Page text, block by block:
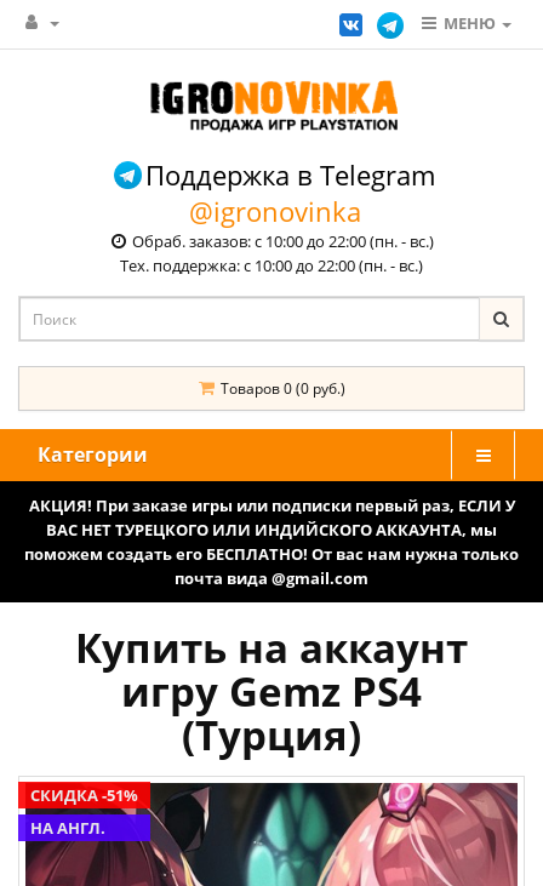
МЕНЮ
Поддержка в Telegram
@igronovinka
Обраб. заказов: с 10:00 до 22:00 (пн. - вс.)
Тех. поддержка: с 10:00 до 22:00 (пн. - вс.)
Товаров 0 (0 руб.)
Категории
АКЦИЯ! При заказе игры или подписки первый раз, ЕСЛИ У
ВАС НЕТ ТУРЕЦКОГО ИЛИ ИНДИЙСКОГО АККАУНТА, мы
поможем создать его БЕСПЛАТНО! От вас нам нужна только
почта вида @gmail.com
Купить на аккаунт
игру Gemz PS4
(Турция)
СКИДКА -51%
НА АНГЛ.